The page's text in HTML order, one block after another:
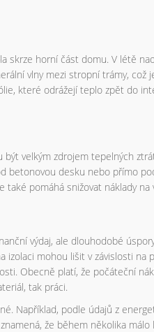
skrze horní část domu. V létě
vlny mezi stropní trámy, což
které odrážejí teplo zpět do
velkým zdrojem tepelných
betonovou desku nebo přímo
pomáhá snižovat náklady na
výdaj, ale dlouhodobé
izolaci mohou lišit v závislosti na
Obecně platí, že počáteční
tak práci.
Například, podle údajů z
že během několika